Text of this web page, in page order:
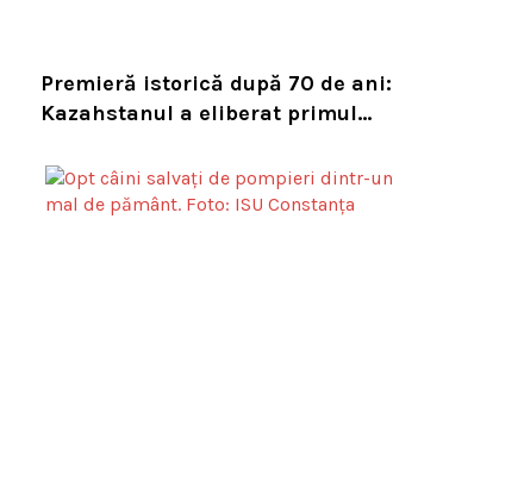
Premieră istorică după 70 de ani:
Kazahstanul a eliberat primul
readuce prădătorul dispărut în
habitatul său natural